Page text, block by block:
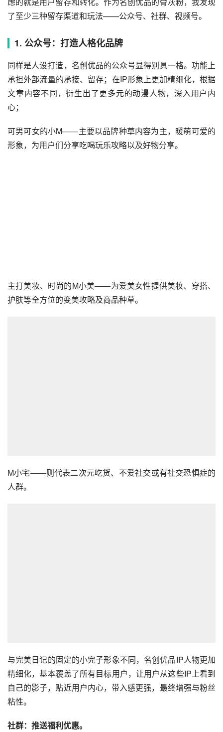
了至少三种留存渠道和玩法——公众号、社群、视频号。
1. 公众号：打造人格化品牌
同样是人设打造，名创优品的公众号显得别具一格。功能上
承担外部流量的承接、留存；在IP形象上更加精细化，根据
文章内容不同，衍生出了更多元的动漫人物，深入用户内
心；
可男可女的小M——主要以品牌种草内容为主，暖萌可爱的
形象，为用户们分享吃喝玩乐攻略以及好物分享。
主打美妆、时尚的M小美——为爱美女性提供美妆、穿搭、
护肤等全方位的变美攻略及商品种草。
M小宅——则代表二次元吃货、不爱社交或有社交恐惧症的
人群。
与完美日记的固定的小完子形象不同，名创优品IP人物更加
精细化，基本覆盖了所有目标用户，让用户从这些IP上看到
自己的影子，贴近用户内心，带入感更强，最终增强与粉丝
粘性。
社群：推送福利优惠。